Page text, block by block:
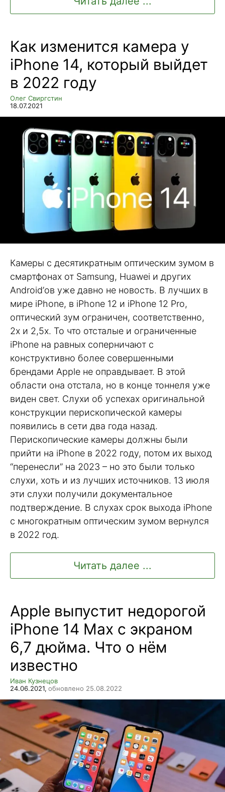
Как изменится камера у
iPhone 14, который выйдет
в 2022 году
Олег Свиргстин
18.07.2021
Камеры с десятикратным оптическим зумом в
смартфонах от Samsung, Huawei и других
Android’ов уже давно не новость. В лучших в
мире iPhone, в iPhone 12 и iPhone 12 Pro,
оптический зум ограничен, соответственно,
2х и 2,5х. То что отсталые и ограниченные
iPhone на равных соперничают с
конструктивно более совершенными
брендами Apple не оправдывает. В этой
области она отстала, но в конце тоннеля уже
виден свет. Слухи об успехах оригинальной
конструкции перископической камеры
появились в сети два года назад.
Перископические камеры должны были
прийти на iPhone в 2022 году, потом их выход
“перенесли” на 2023 – но это были только
слухи, хоть и из лучших источников. 13 июля
эти слухи получили документальное
подтверждение. В слухах срок выхода iPhone
c многократным оптическим зумом вернулся
в 2022 год.
Читать далее ...
Apple выпустит недорогой
iPhone 14 Max с экраном
6,7 дюйма. Что о нём
известно
Иван Кузнецов
24.06.2021, обновлено 25.08.2022